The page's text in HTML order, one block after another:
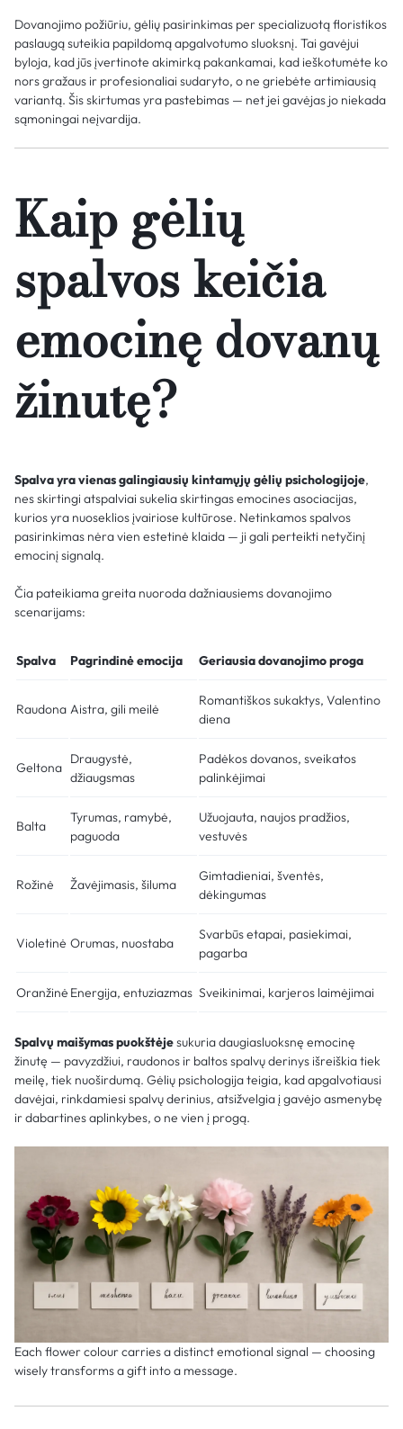
Dovanojimo požiūriu, gėlių pasirinkimas per specializuotą floristikos
paslaugą suteikia papildomą apgalvotumo sluoksnį. Tai gavėjui
byloja, kad jūs įvertinote akimirką pakankamai, kad ieškotumėte ko
nors gražaus ir profesionaliai sudaryto, o ne griebėte artimiausią
variantą. Šis skirtumas yra pastebimas — net jei gavėjas jo niekada
sąmoningai neįvardija.
Kaip gėlių
spalvos keičia
emocinę dovanų
žinutę?
Spalva yra vienas galingiausių kintamųjų gėlių psichologijoje,
nes skirtingi atspalviai sukelia skirtingas emocines asociacijas,
kurios yra nuoseklios įvairiose kultūrose. Netinkamos spalvos
pasirinkimas nėra vien estetinė klaida — ji gali perteikti netyčinį
emocinį signalą.
Čia pateikiama greita nuoroda dažniausiems dovanojimo
scenarijams:
Spalva Pagrindinė emocija Geriausia dovanojimo proga
Raudona Aistra, gili meilė
Romantiškos sukaktys, Valentino
diena
Geltona
Draugystė,
džiaugsmas
Padėkos dovanos, sveikatos
palinkėjimai
Balta
Tyrumas, ramybė,
paguoda
Užuojauta, naujos pradžios,
vestuvės
Rožinė Žavėjimasis, šiluma
Gimtadieniai, šventės,
dėkingumas
Violetinė Orumas, nuostaba
Svarbūs etapai, pasiekimai,
pagarba
Oranžinė Energija, entuziazmas Sveikinimai, karjeros laimėjimai
Spalvų maišymas puokštėjesukuria daugiasluoksnę emocinę
žinutę — pavyzdžiui, raudonos ir baltos spalvų derinys išreiškia tiek
meilę, tiek nuoširdumą. Gėlių psichologija teigia, kad apgalvotiausi
davėjai, rinkdamiesi spalvų derinius, atsižvelgia į gavėjo asmenybę
ir dabartines aplinkybes, o ne vien į progą.
Each flower colour carries a distinct emotional signal — choosing
wisely transforms a gift into a message.